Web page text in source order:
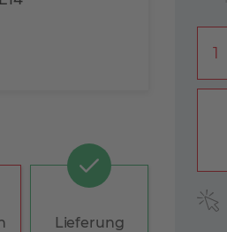
Lieferung